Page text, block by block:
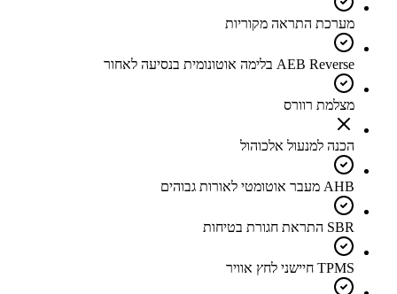
מערכת התראה מקוריות
AEB Reverse בלימה אוטונומית בנסיעה לאחור
מצלמת רוורס
הכנה למנעול אלכוהול
AHB מעבר אוטומטי לאורות גבוהים
SBR התראת חגורת בטיחות
TPMS חיישני לחץ אוויר